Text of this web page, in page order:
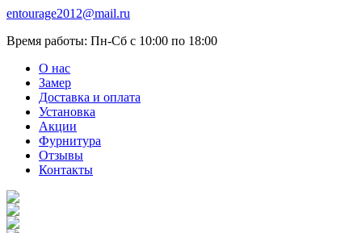
entourage2012@mail.ru
Время работы: Пн-Сб с 10:00 по 18:00
О нас
Замер
Доставка и оплата
Установка
Акции
Фурнитура
Отзывы
Контакты